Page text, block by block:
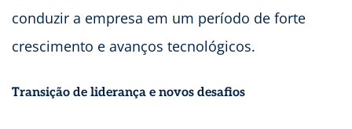
conduzir a empresa em um período de forte
crescimento e avanços tecnológicos.
Transição de liderança e novos desafios